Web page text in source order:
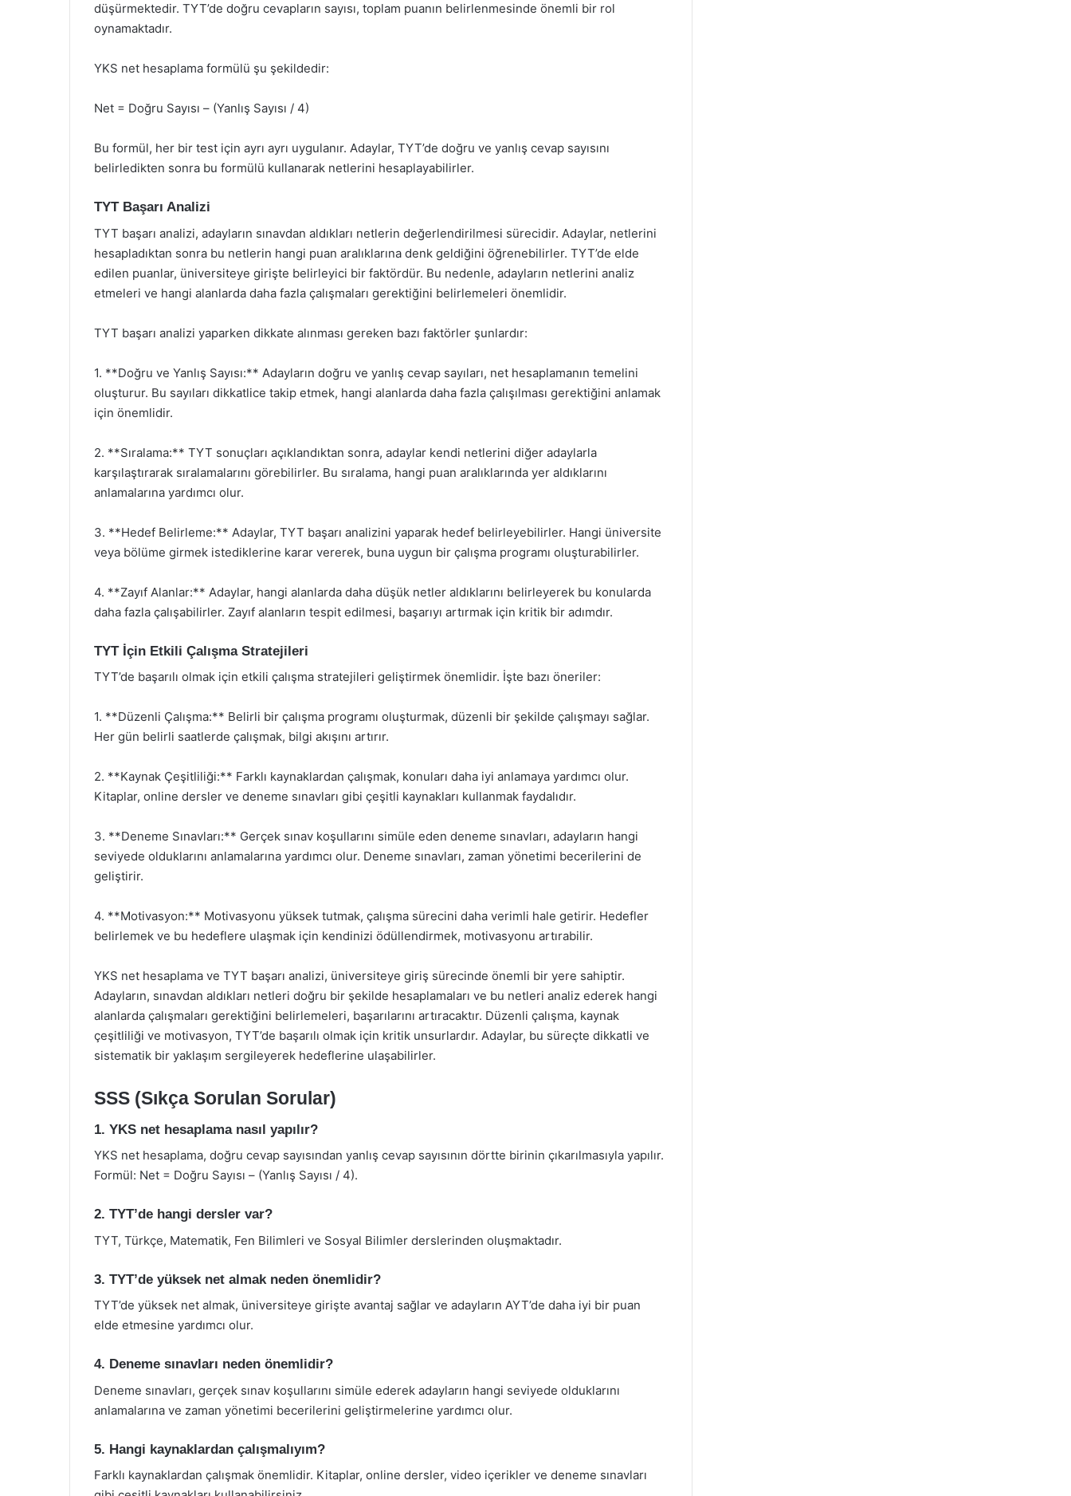
düşürmektedir. TYT’de doğru cevapların sayısı, toplam puanın belirlenmesinde önemli bir rol
oynamaktadır.
YKS net hesaplama formülü şu şekildedir:
Net = Doğru Sayısı – (Yanlış Sayısı / 4)
Bu formül, her bir test için ayrı ayrı uygulanır. Adaylar, TYT’de doğru ve yanlış cevap sayısını
belirledikten sonra bu formülü kullanarak netlerini hesaplayabilirler.
TYT Başarı Analizi
TYT başarı analizi, adayların sınavdan aldıkları netlerin değerlendirilmesi sürecidir. Adaylar, netlerini
hesapladıktan sonra bu netlerin hangi puan aralıklarına denk geldiğini öğrenebilirler. TYT’de elde
edilen puanlar, üniversiteye girişte belirleyici bir faktördür. Bu nedenle, adayların netlerini analiz
etmeleri ve hangi alanlarda daha fazla çalışmaları gerektiğini belirlemeleri önemlidir.
TYT başarı analizi yaparken dikkate alınması gereken bazı faktörler şunlardır:
1. **Doğru ve Yanlış Sayısı:** Adayların doğru ve yanlış cevap sayıları, net hesaplamanın temelini
oluşturur. Bu sayıları dikkatlice takip etmek, hangi alanlarda daha fazla çalışılması gerektiğini anlamak
için önemlidir.
2. **Sıralama:** TYT sonuçları açıklandıktan sonra, adaylar kendi netlerini diğer adaylarla
karşılaştırarak sıralamalarını görebilirler. Bu sıralama, hangi puan aralıklarında yer aldıklarını
anlamalarına yardımcı olur.
3. **Hedef Belirleme:** Adaylar, TYT başarı analizini yaparak hedef belirleyebilirler. Hangi üniversite
veya bölüme girmek istediklerine karar vererek, buna uygun bir çalışma programı oluşturabilirler.
4. **Zayıf Alanlar:** Adaylar, hangi alanlarda daha düşük netler aldıklarını belirleyerek bu konularda
daha fazla çalışabilirler. Zayıf alanların tespit edilmesi, başarıyı artırmak için kritik bir adımdır.
TYT İçin Etkili Çalışma Stratejileri
TYT’de başarılı olmak için etkili çalışma stratejileri geliştirmek önemlidir. İşte bazı öneriler:
1. **Düzenli Çalışma:** Belirli bir çalışma programı oluşturmak, düzenli bir şekilde çalışmayı sağlar.
Her gün belirli saatlerde çalışmak, bilgi akışını artırır.
2. **Kaynak Çeşitliliği:** Farklı kaynaklardan çalışmak, konuları daha iyi anlamaya yardımcı olur.
Kitaplar, online dersler ve deneme sınavları gibi çeşitli kaynakları kullanmak faydalıdır.
3. **Deneme Sınavları:** Gerçek sınav koşullarını simüle eden deneme sınavları, adayların hangi
seviyede olduklarını anlamalarına yardımcı olur. Deneme sınavları, zaman yönetimi becerilerini de
geliştirir.
4. **Motivasyon:** Motivasyonu yüksek tutmak, çalışma sürecini daha verimli hale getirir. Hedefler
belirlemek ve bu hedeflere ulaşmak için kendinizi ödüllendirmek, motivasyonu artırabilir.
YKS net hesaplama ve TYT başarı analizi, üniversiteye giriş sürecinde önemli bir yere sahiptir.
Adayların, sınavdan aldıkları netleri doğru bir şekilde hesaplamaları ve bu netleri analiz ederek hangi
alanlarda çalışmaları gerektiğini belirlemeleri, başarılarını artıracaktır. Düzenli çalışma, kaynak
çeşitliliği ve motivasyon, TYT’de başarılı olmak için kritik unsurlardır. Adaylar, bu süreçte dikkatli ve
sistematik bir yaklaşım sergileyerek hedeflerine ulaşabilirler.
SSS (Sıkça Sorulan Sorular)
1. YKS net hesaplama nasıl yapılır?
YKS net hesaplama, doğru cevap sayısından yanlış cevap sayısının dörtte birinin çıkarılmasıyla yapılır.
Formül: Net = Doğru Sayısı – (Yanlış Sayısı / 4).
2. TYT’de hangi dersler var?
TYT, Türkçe, Matematik, Fen Bilimleri ve Sosyal Bilimler derslerinden oluşmaktadır.
3. TYT’de yüksek net almak neden önemlidir?
TYT’de yüksek net almak, üniversiteye girişte avantaj sağlar ve adayların AYT’de daha iyi bir puan
elde etmesine yardımcı olur.
4. Deneme sınavları neden önemlidir?
Deneme sınavları, gerçek sınav koşullarını simüle ederek adayların hangi seviyede olduklarını
anlamalarına ve zaman yönetimi becerilerini geliştirmelerine yardımcı olur.
5. Hangi kaynaklardan çalışmalıyım?
Farklı kaynaklardan çalışmak önemlidir. Kitaplar, online dersler, video içerikler ve deneme sınavları